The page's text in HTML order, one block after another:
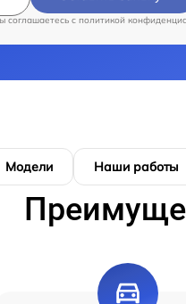
соглашаетесь c политикой
Модели Наши работы